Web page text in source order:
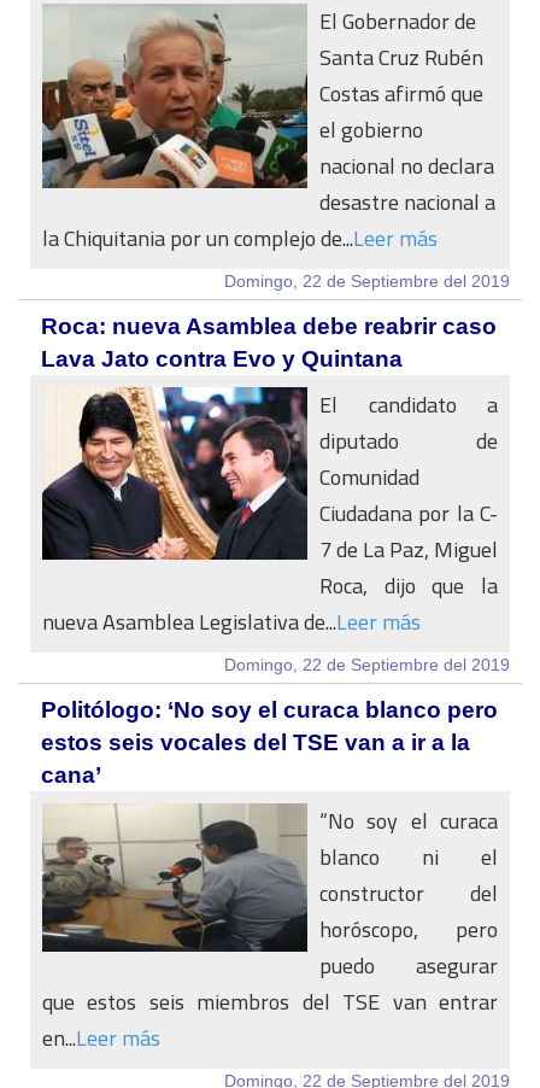
El Gobernador de
Santa Cruz Rubén
Costas afirmó que
el gobierno
nacional no declara
desastre nacional a
la Chiquitania por un complejo de...Leer más
Domingo, 22 de Septiembre del 2019
Roca: nueva Asamblea debe reabrir caso
Lava Jato contra Evo y Quintana
El candidato a
diputado de
Comunidad
Ciudadana por la C-
7 de La Paz, Miguel
Roca, dijo que la
nueva Asamblea Legislativa de...Leer más
Domingo, 22 de Septiembre del 2019
Politólogo: ‘No soy el curaca blanco pero
estos seis vocales del TSE van a ir a la
cana’
“No soy el curaca
blanco ni el
constructor del
horóscopo, pero
puedo asegurar
que estos seis miembros del TSE van entrar
en...Leer más
Domingo, 22 de Septiembre del 2019